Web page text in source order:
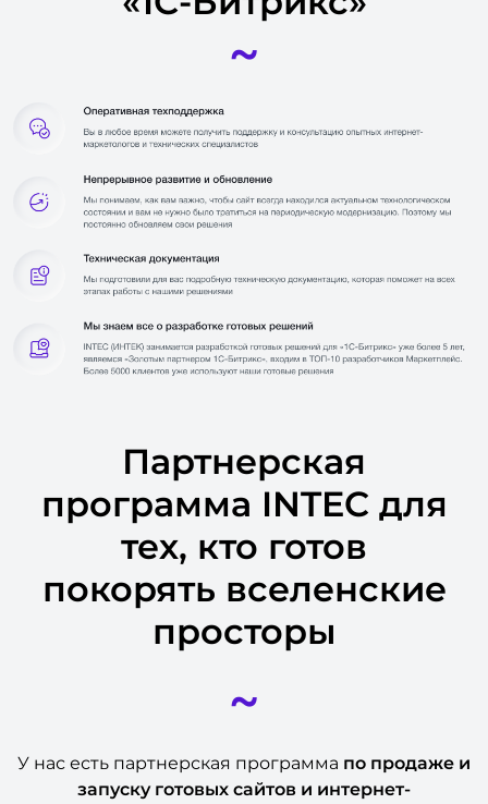
~
Партнерская
программа INTEC для
тех, кто готов
покорять вселенские
просторы
~
У нас есть партнерская программа по продаже и
запуску готовых сайтов и интернет-